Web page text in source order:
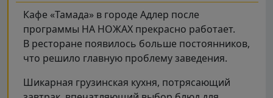
Кафе «Тамада» в городе Адлер после
программы НА НОЖАХ прекрасно работает.
В ресторане появилось больше постоянников,
что решило главную проблему заведения.
Шикарная грузинская кухня, потрясающий